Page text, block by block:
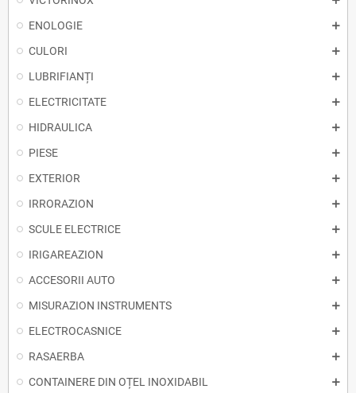
ENOLOGIE
CULORI
LUBRIFIANȚI
ELECTRICITATE
HIDRAULICA
PIESE
EXTERIOR
IRRORAZION
SCULE ELECTRICE
IRIGAREAZION
ACCESORII AUTO
MISURAZION INSTRUMENTS
ELECTROCASNICE
RASAERBA
CONTAINERE DIN OȚEL INOXIDABIL